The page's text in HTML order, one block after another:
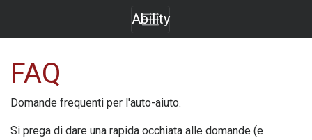
Ability
FAQ
Domande frequenti per l'auto-aiuto.
Si prega di dare una rapida occhiata alle domande (e